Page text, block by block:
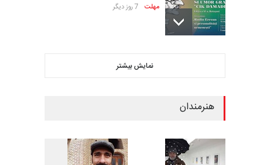
مهلت 7 روز دیگر
فراخوان مسابقۀ بین‌المللی
کارتون و تصویرگری،…
ششمین جشنوارۀ بین‌المللی
کارتون «لبخند دریا»…
نمایش بیشتر
هنرمندان